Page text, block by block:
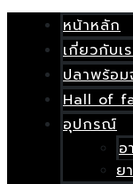
หน้าหลัก
เกี่ยวกับเ
ปลาพร้อม
Hall of
อุปกรณ์
อ
ย